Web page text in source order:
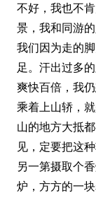
不好，我也不
景，我和同游
我们因为走的
足。汗出过多
爽快百倍，我
乘着上山轿，
山的地方大抵
见，定要把这
另一第摄取个
炉，方方的一